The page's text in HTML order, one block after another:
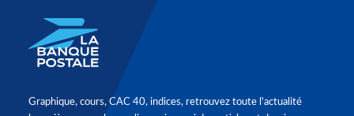
Graphique, cours, CAC 40, indices, retrouvez toute l'actualité